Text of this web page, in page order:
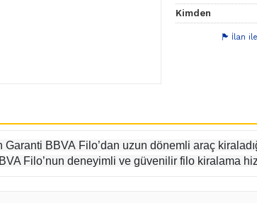
Kimden
İlan
BBVA Filo’dan uzun dönemli araç
Filo’nun deneyimli ve güvenilir filo kiralama